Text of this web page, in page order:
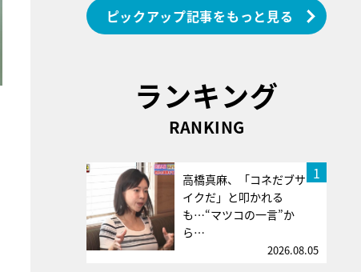
ピックアップ記事をもっと見る
ランキング
RANKING
1
高橋真麻、「コネだブサ
イクだ」と叩かれる
も…“マツコの一言”か
ら…
2026.08.05